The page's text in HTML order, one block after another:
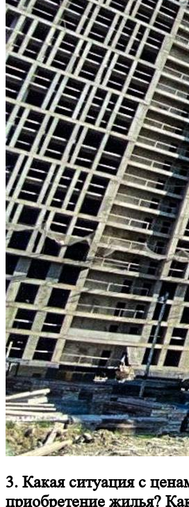
3. Какая ситуация с
приобретение жилья?